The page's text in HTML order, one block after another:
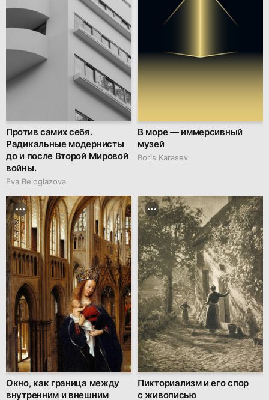
Против самих себя.
Радикальные модернисты
до и после Второй Мировой
войны.
Eva Beloglazova
В море — иммерсивный
музей
Boris Karasev
Окно, как граница между
внутренним и внешним
Пикториализм и его спор
с живописью